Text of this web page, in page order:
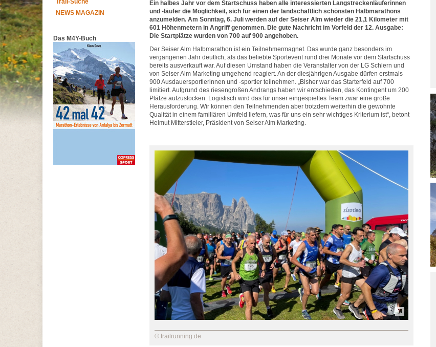
Trail-Suche
NEWS MAGAZIN
Das M4Y-Buch
Ein halbes Jahr vor dem Startschuss haben alle interessierten Langstreckenläuferinnen
und -läufer die Möglichkeit, sich für einen der landschaftlich schönsten Halbmarathons
anzumelden. Am Sonntag, 6. Juli werden auf der Seiser Alm wieder die 21,1 Kilometer mit
601 Höhenmetern in Angriff genommen. Die gute Nachricht im Vorfeld der 12. Ausgabe:
Die Startplätze wurden von 700 auf 900 angehoben.
Der Seiser Alm Halbmarathon ist ein Teilnehmermagnet. Das wurde ganz besonders im
vergangenen Jahr deutlich, als das beliebte Sportevent rund drei Monate vor dem Startschuss
bereits ausverkauft war. Auf diesen Umstand haben die Veranstalter von der LG Schlern und
von Seiser Alm Marketing umgehend reagiert. An der diesjährigen Ausgabe dürfen erstmals
900 Ausdauersportlerinnen und -sportler teilnehmen. „Bisher war das Starterfeld auf 700
limitiert. Aufgrund des riesengroßen Andrangs haben wir entschieden, das Kontingent um 200
Plätze aufzustocken. Logistisch wird das für unser eingespieltes Team zwar eine große
Herausforderung. Wir können den Teilnehmenden aber trotzdem weiterhin die gewohnte
Qualität in einem familiären Umfeld liefern, was für uns ein sehr wichtiges Kriterium ist“, betont
Helmut Mitterstieler, Präsident von Seiser Alm Marketing.
© trailrunning.de